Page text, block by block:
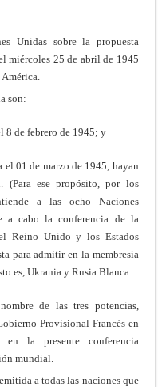
Unidas sobre la propuesta
miércoles 25 de abril de 1945
son:
8 de febrero de 1945; y
el 01 de marzo de 1945, hayan
(Para ese propósito, por los
a las ocho Naciones
a cabo la conferencia de la
Reino Unido y los Estados
para admitir en la membresía
es, Ukrania y Rusia Blanca.
de las tres potencias,
Provisional Francés en
la presente conferencia
mundial.
a todas las naciones que